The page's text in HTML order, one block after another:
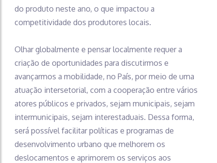
do produto neste ano, o que impactou a
competitividade dos produtores locais.
Olhar globalmente e pensar localmente requer a
criação de oportunidades para discutirmos e
avançarmos a mobilidade, no País, por meio de uma
atuação intersetorial, com a cooperação entre vários
atores públicos e privados, sejam municipais, sejam
intermunicipais, sejam interestaduais. Dessa forma,
será possível facilitar políticas e programas de
desenvolvimento urbano que melhorem os
deslocamentos e aprimorem os serviços aos